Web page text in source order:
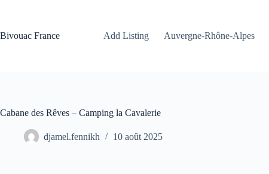
Bivouac France
Add Listing Auvergne-Rhône-Alpes
Cabane des Rêves – Camping la Cavalerie
djamel.fennikh 10 août 2025